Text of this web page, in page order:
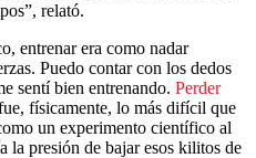
relató.
entrenar era como nadar
Puedo contar con los dedos
sentí bien entrenando. Perder
físicamente, lo más difícil que
un experimento científico al
la presión de bajar esos kilitos de